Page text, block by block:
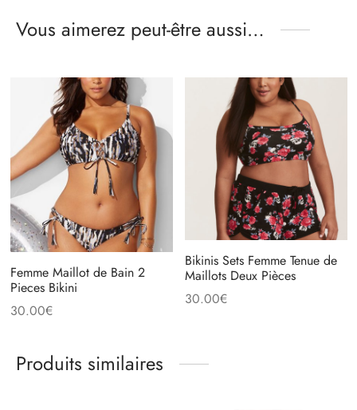
Vous aimerez peut-être aussi…
Femme Maillot de Bain 2
Pieces Bikini
30.00€
Bikinis Sets Femme Tenue de
Maillots Deux Pièces
30.00€
Produits similaires